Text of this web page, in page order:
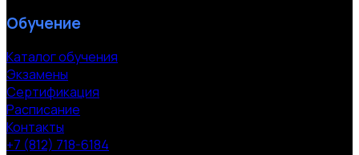
Обучение
Каталог обучения
Экзамены
Сертификация
Расписание
Контакты
+7 (812) 718-6184